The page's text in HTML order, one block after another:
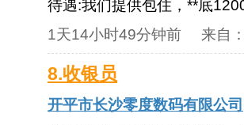
待遇:我们提供包住，**底
1天14小时49分钟前 来自
8.收银员
开平市长沙零度数码有限公司